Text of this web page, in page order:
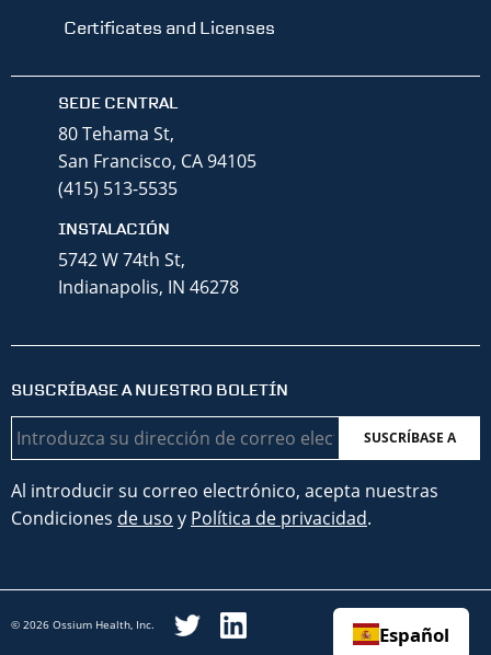
Certificates and Licenses
SEDE CENTRAL
80 Tehama St,
San Francisco, CA 94105
(415) 513-5535
INSTALACIÓN
5742 W 74th St,
Indianapolis, IN 46278
SUSCRÍBASE A NUESTRO BOLETÍN
Correo
electrónico
Al introducir su correo electrónico, acepta nuestras
Condiciones de uso y Política de privacidad.
© 2026 Ossium Health, Inc. Español